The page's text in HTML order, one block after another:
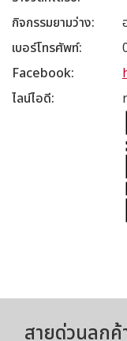
กิจกรรมยามว่าง
เบอร์โทรศัพท์
Facebook
ไลน์ไอดี
สายด่วนลูก